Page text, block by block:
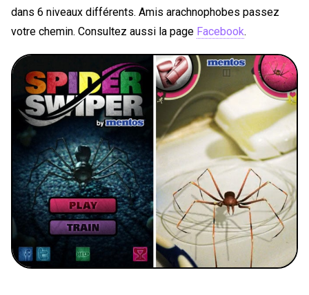
dans 6 niveaux différents. Amis arachnophobes passez
votre chemin. Consultez aussi la page Facebook.